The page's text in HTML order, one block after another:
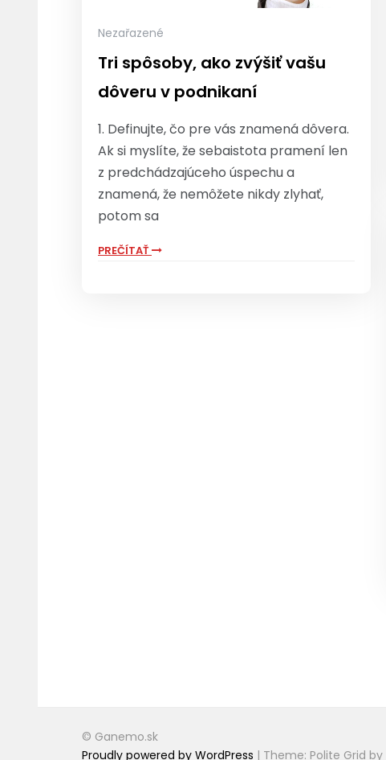
Nezařazené
Tri spôsoby, ako zvýšiť vašu
dôveru v podnikaní
1. Definujte, čo pre vás znamená dôvera.
Ak si myslíte, že sebaistota pramení len
z predchádzajúceho úspechu a
znamená, že nemôžete nikdy zlyhať,
potom sa
PREČÍTAŤ
© Ganemo.sk
Proudly powered by WordPress | Theme: Polite Grid by